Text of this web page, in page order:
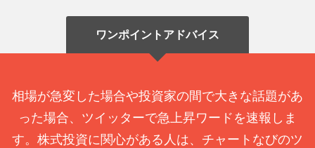
ワンポイントアドバイス
相場が急変した場合や投資家の間で大きな話題があ
った場合、ツイッターで急上昇ワードを速報しま
す。株式投資に関心がある人は、チャートなびのツ